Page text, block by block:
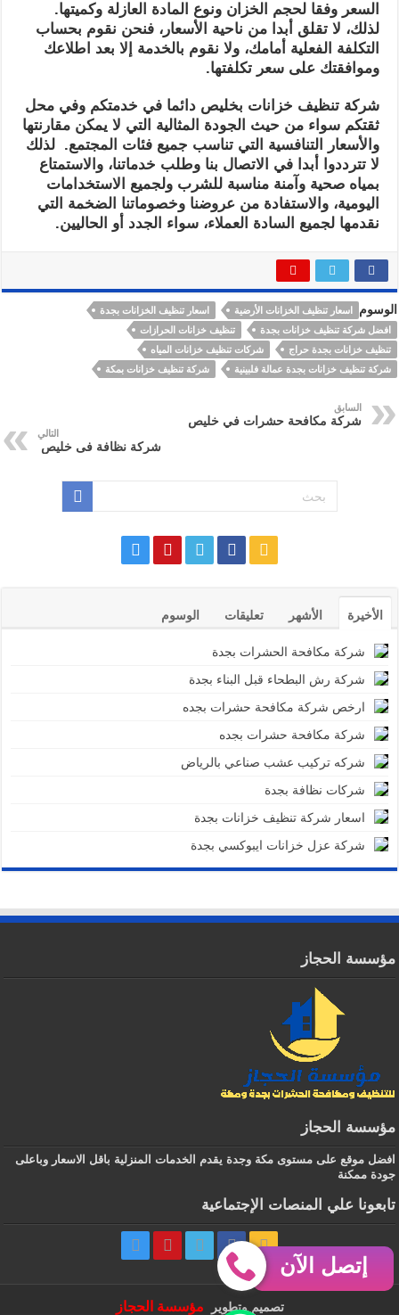
السعر وفقا لحجم الخزان ونوع المادة العازلة وكميتها.
لذلك، لا تقلق أبدا من ناحية الأسعار، فنحن نقوم بحساب
التكلفة الفعلية أمامك، ولا نقوم بالخدمة إلا بعد اطلاعك
وموافقتك على سعر تكلفتها.
شركة تنظيف خزانات بخليص دائما في خدمتكم وفي محل
ثقتكم سواء من حيث الجودة المثالية التي لا يمكن مقارنتها
والأسعار التنافسية التي تناسب جميع فئات المجتمع. لذلك
لا تترددوا أبدا في الاتصال بنا وطلب خدماتنا، والاستمتاع
بمياه صحية وآمنة مناسبة للشرب ولجميع الاستخدامات
اليومية، والاستفادة من عروضنا وخصوماتنا الضخمة التي
نقدمها لجميع السادة العملاء، سواء الجدد أو الحاليين.
الوسوم اسعار تنظيف الخزانات الأرضية
اسعار تنظيف الخزانات بجدة
افضل شركة تنظيف خزانات بجدة
تنظيف خزانات الحرازات
تنظيف خزانات بجدة حراج
شركات تنظيف خزانات المياه
شركة تنظيف خزانات بجدة عمالة فلبينية
شركة تنظيف خزانات بمكة
السابق
شركة مكافحة حشرات في خليص
التالي
شركة نظافة فى خليص
الأخيرة الأشهر تعليقات الوسوم
شركة مكافحة الحشرات بجدة
شركة رش البطحاء قبل البناء بجدة
ارخص شركة مكافحة حشرات بجده
شركة مكافحة حشرات بجده
شركه تركيب عشب صناعي بالرياض
شركات نظافة بجدة
اسعار شركة تنظيف خزانات بجدة
شركة عزل خزانات ايبوكسي بجدة
مؤسسة الحجاز
مؤسسة الحجاز
افضل موقع على مستوى مكة وجدة يقدم الخدمات المنزلية باقل الاسعار وباعلى
جودة ممكنة
تابعونا علي المنصات الإجتماعية
تصميم وتطوير ‏ مؤسسة الحجاز
إتصل الآن